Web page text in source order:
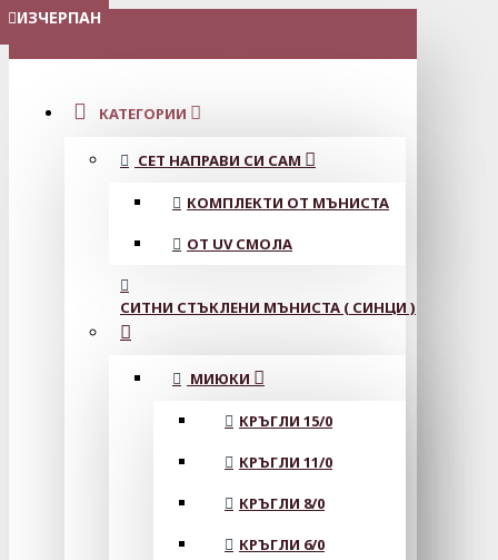
МЕНЮ
КАТЕГОРИИ
СЕТ НАПРАВИ СИ САМ
КОМПЛЕКТИ ОТ МЪНИСТА
ОТ UV СМОЛА
СИТНИ СТЪКЛЕНИ МЪНИСТА ( СИНЦИ )
МИЮКИ
КРЪГЛИ 15/0
КРЪГЛИ 11/0
КРЪГЛИ 8/0
КРЪГЛИ 6/0
ИЗЧЕРПАН
ИЗЧЕРПАН
ИЗЧЕРПАН
ИЗЧЕРПАН
ИЗЧЕРПАН
ИЗЧЕРПАН